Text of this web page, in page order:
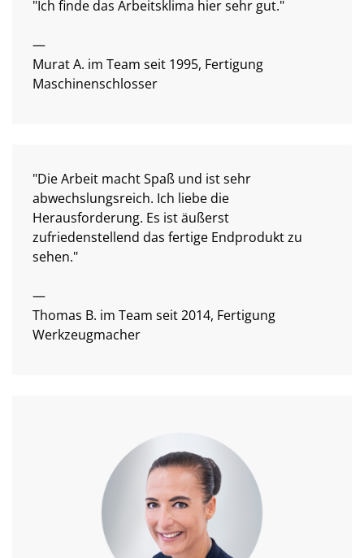
"Ich finde das Arbeitsklima hier sehr gut."
—
Murat A. im Team seit 1995, Fertigung
Maschinenschlosser
"Die Arbeit macht Spaß und ist sehr
abwechslungsreich. Ich liebe die
Herausforderung. Es ist äußerst
zufriedenstellend das fertige Endprodukt zu
sehen."
—
Thomas B. im Team seit 2014, Fertigung
Werkzeugmacher